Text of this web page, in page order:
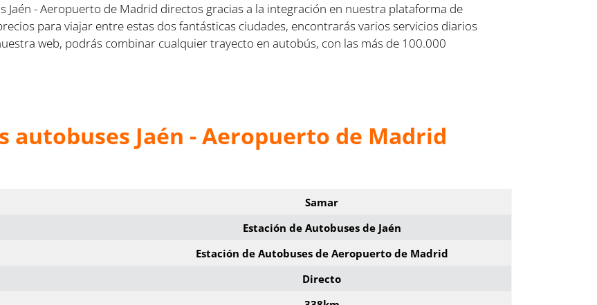
Jaén - Aeropuerto de Madrid directos gracias a la integración en nuestra plataforma de
para viajar entre estas dos fantásticas ciudades, encontrarás varios servicios diarios
web, podrás combinar cualquier trayecto en autobús, con las más de 100.000
autobuses Jaén - Aeropuerto de Madrid
Samar
Estación de Autobuses de Jaén
Estación de Autobuses de Aeropuerto de Madrid
Directo